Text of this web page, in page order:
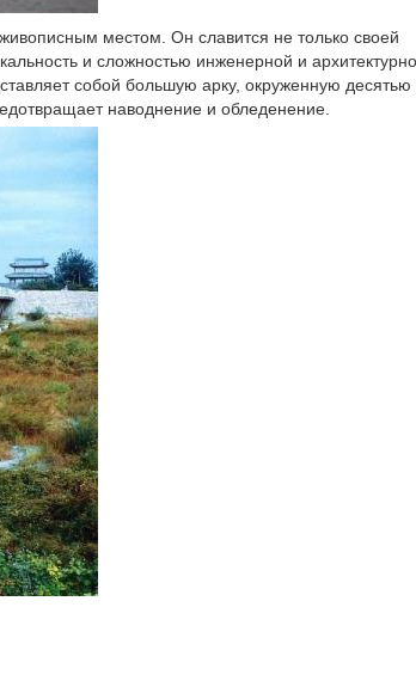
местом. Он славится не только своей
и сложностью инженерной и
собой большую арку, окруженную
наводнение и обледенение.